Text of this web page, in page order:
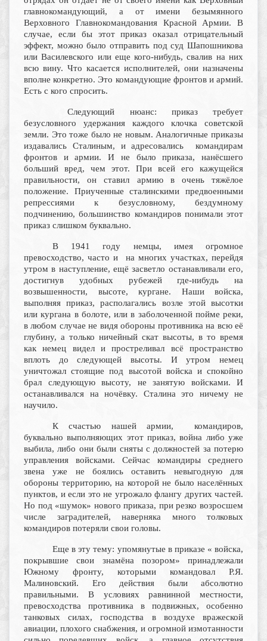
главнокомандующий, а от имени безымянного
Верховного Главнокомандования Красной Армии. В
случае, если бы этот приказ оказал отрицательный
эффект, можно было отправить под суд Шапошникова
или Василевского или еще кого-нибудь, свалив на них
всю вину. Что касается исполнителей, они назначены
вполне конкретно. Это командующие фронтов и армий.
Есть с кого спросить.
Следующий нюанс: приказ требует
безусловного удержания каждого клочка советской
земли. Это тоже было не новым. Аналогичные приказы
издавались Сталиным, и адресовались командирам
фронтов и армии. И не было приказа, нанёсшего
больший вред, чем этот. При всей его кажущейся
правильности, он ставил армию в очень тяжёлое
положение. Приученные сталинскими предвоенными
репрессиями к безусловному, бездумному
подчинению, большинство командиров понимали этот
приказ слишком буквально.
В 1941 году немцы, имея огромное
превосходство, часто и на многих участках, перейдя
утром в наступление, ещё засветло останавливали его,
достигнув удобных рубежей где-нибудь на
возвышенности, высоте, кургане. Наши войска,
выполняя приказ, располагались возле этой высотки
или кургана в болоте, или в заболоченной пойме реки,
в любом случае не видя обороны противника на всю её
глубину, а только ничейный скат высоты, в то время
как немец видел и простреливал всё пространство
вплоть до следующей высоты. И утром немец
уничтожал стоящие под высотой войска и спокойно
брал следующую высоту, не занятую войсками. И
останавливался на ночёвку. Сталина это ничему не
научило.
К счастью нашей армии, командиров,
буквально выполняющих этот приказ, война либо уже
выбила, либо они были сняты с должностей за потерю
управления войсками. Сейчас командиры среднего
звена уже не боялись оставить невыгодную для
обороны территорию, на которой не было населённых
пунктов, и если это не угрожало флангу других частей.
Но под «шумок» нового приказа, при резко возросшем
числе заградителей, наверняка много толковых
командиров потеряли свои головы.
Еще в эту тему: упомянутые в приказе « войска,
покрывшие свои знамёна позором» принадлежали
Южному фронту, которыми командовал Р.Я.
Малиновский. Его действия были абсолютно
правильными. В условиях равнинной местности,
превосходства противника в подвижных, особенно
танковых силах, господства в воздухе вражеской
авиации, плохого снабжения, и огромной измотанности